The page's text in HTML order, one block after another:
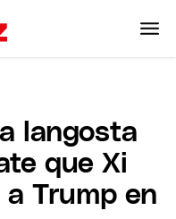
langosta
que Xi
Trump en